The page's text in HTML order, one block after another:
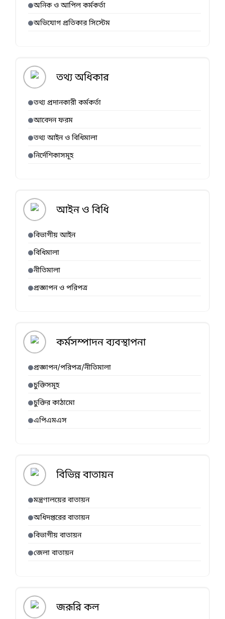
অনিক ও আপিল কর্মকর্তা
অভিযোগ প্রতিকার সিস্টেম
তথ্য অধিকার
তথ্য প্রদানকারী কর্মকর্তা
আবেদন ফরম
তথ্য আইন ও বিধিমালা
নির্দেশিকাসমূহ
আইন ও বিধি
বিভাগীয় আইন
বিধিমালা
নীতিমালা
প্রজ্ঞাপন ও পরিপত্র
কর্মসম্পাদন ব্যবস্থাপনা
প্রজ্ঞাপন/পরিপত্র/নীতিমালা
চুক্তিসমূহ
চুক্তির কাঠামো
এপিএমএস
বিভিন্ন বাতায়ন
মন্ত্রণালয়ের বাতায়ন
অধিদপ্তরের বাতায়ন
বিভাগীয় বাতায়ন
জেলা বাতায়ন
জরূরি কল